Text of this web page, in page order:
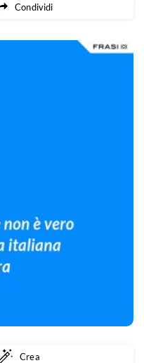
Condividi
Crea